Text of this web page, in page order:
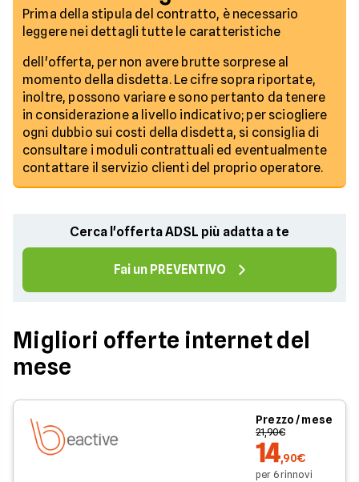
Prima della stipula del contratto, è necessario
leggere nei dettagli tutte le caratteristiche
dell'offerta, per non avere brutte sorprese al
momento della disdetta. Le cifre sopra riportate,
inoltre, possono variare e sono pertanto da tenere
in considerazione a livello indicativo; per sciogliere
ogni dubbio sui costi della disdetta, si consiglia di
consultare i moduli contrattuali ed eventualmente
contattare il servizio clienti del proprio operatore.
Cerca l'offerta ADSL più adatta a te
Fai un PREVENTIVO
Migliori offerte internet del
mese
Prezzo / mese
21,90€
14,90€
per 6 rinnovi